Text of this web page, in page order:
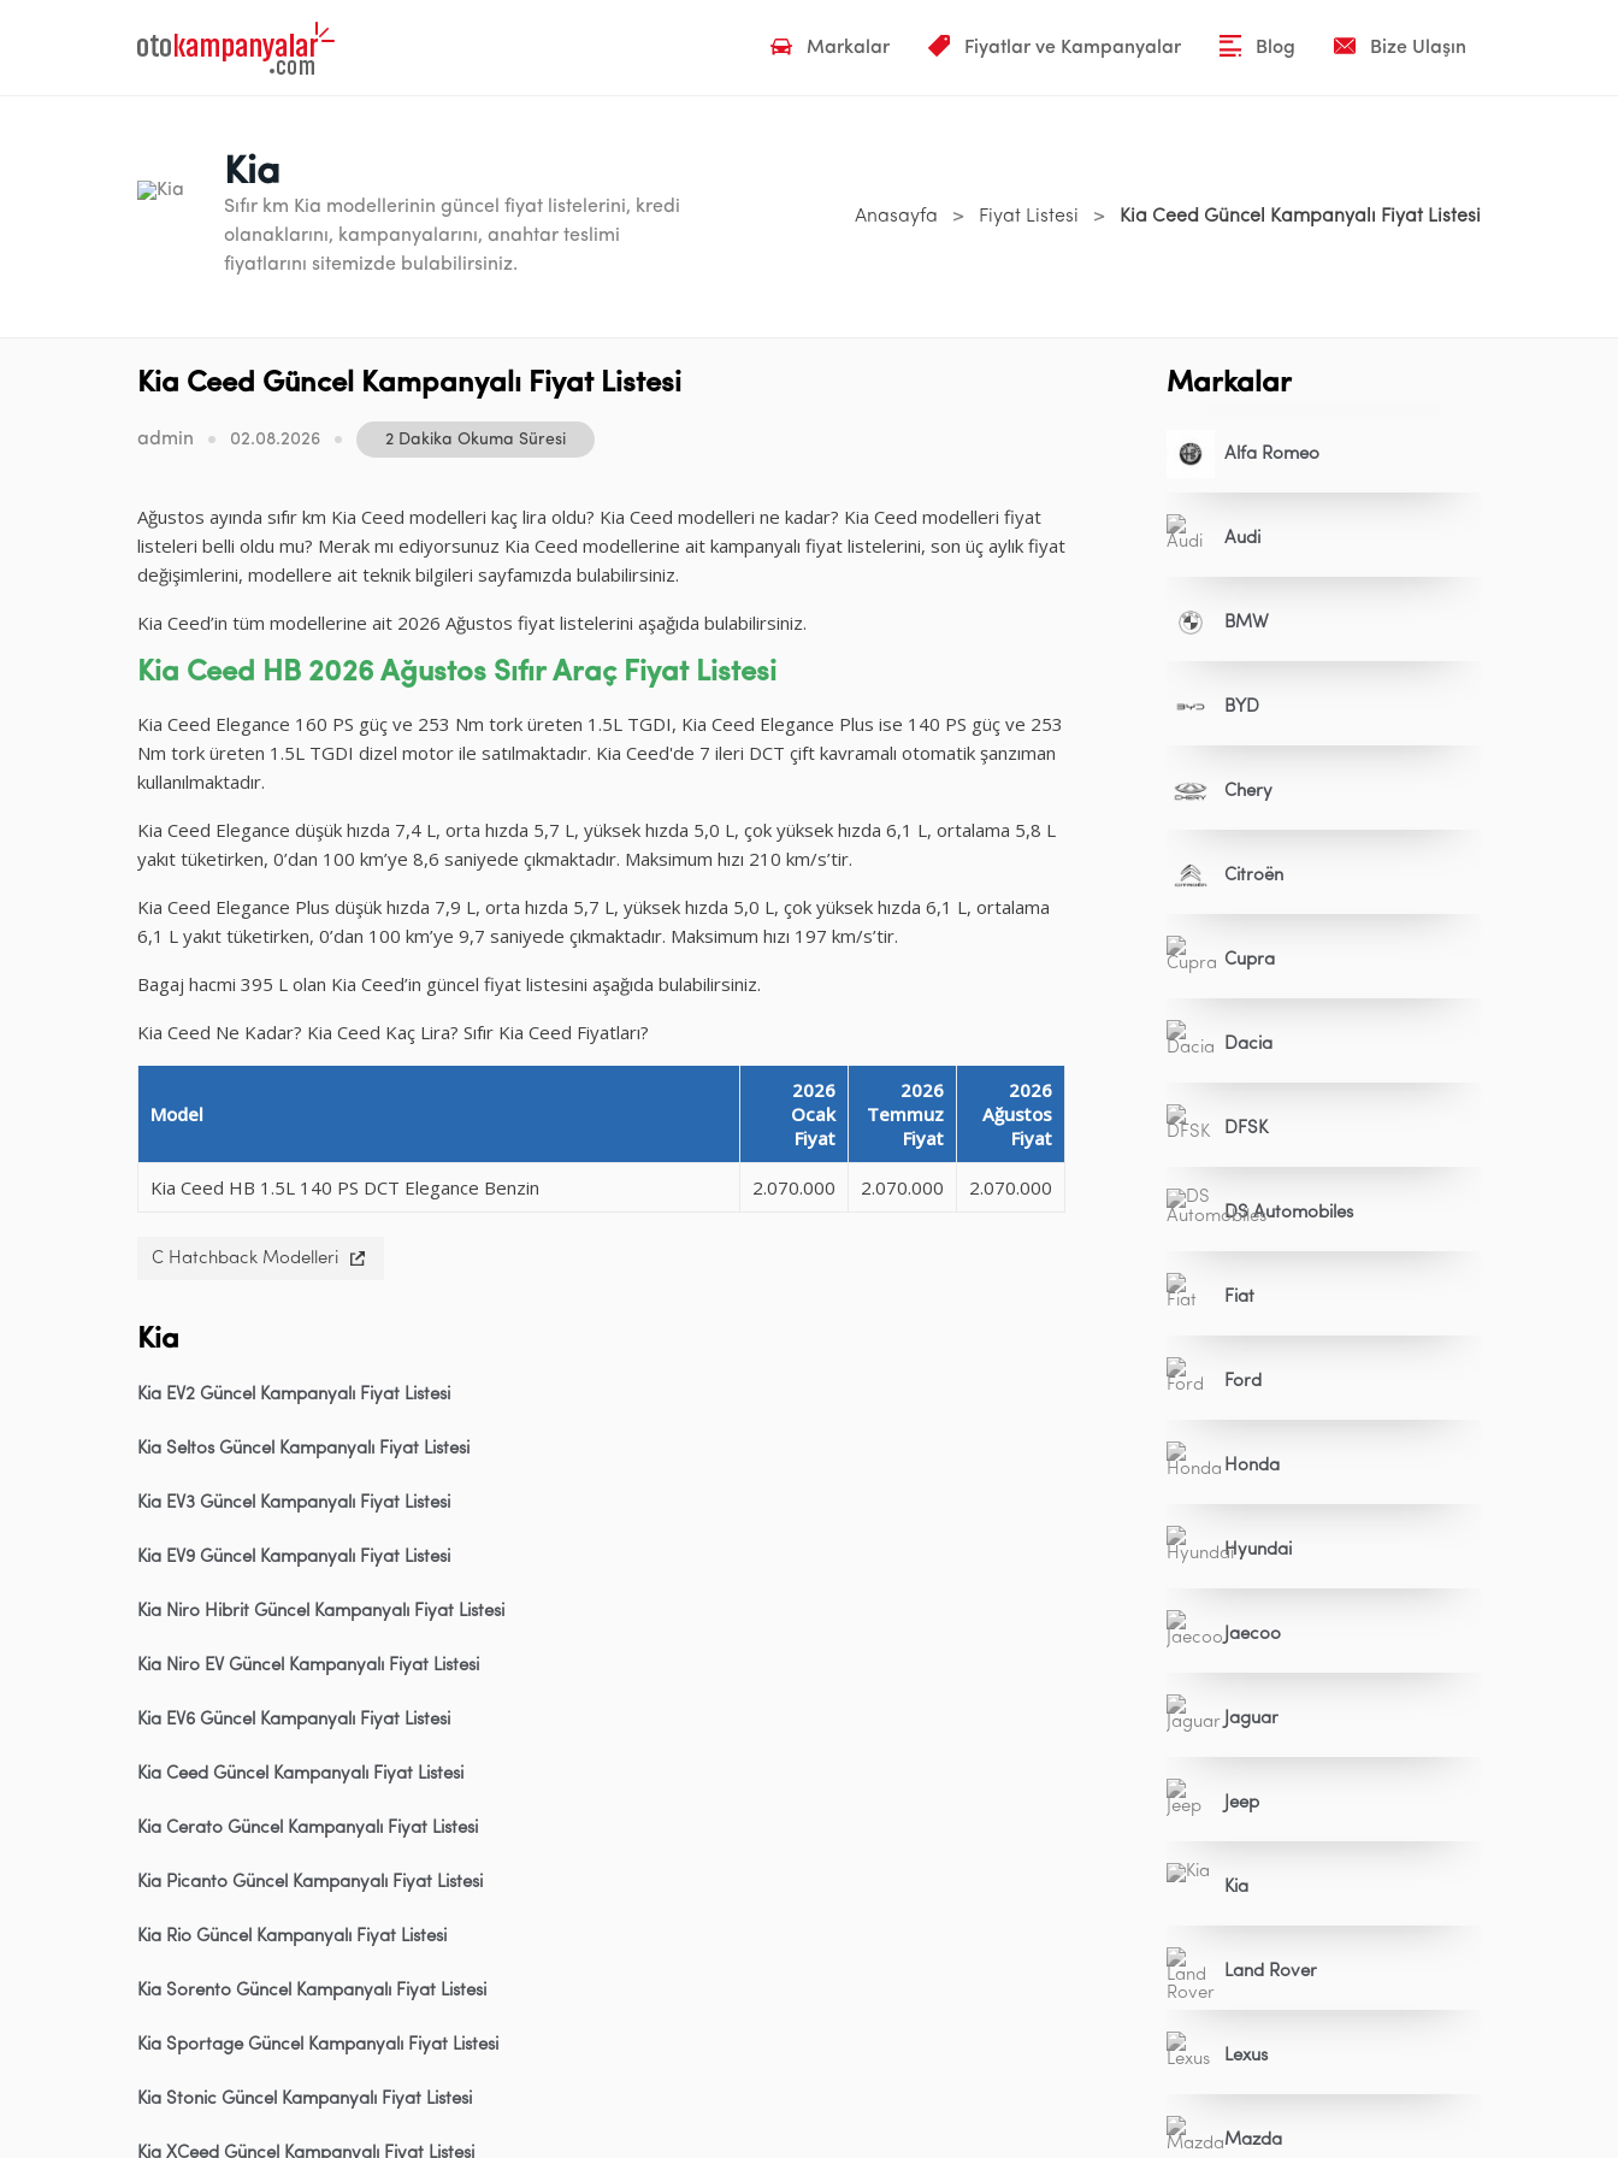
Markalar Fiyatlar ve Kampanyalar Blog Bize Ulaşın
Kia
Sıfır km Kia modellerinin güncel fiyat listelerini, kredi
olanaklarını, kampanyalarını, anahtar teslimi
fiyatlarını sitemizde bulabilirsiniz.
Anasayfa > Fiyat Listesi > Kia Ceed Güncel Kampanyalı Fiyat Listesi
Kia Ceed Güncel Kampanyalı Fiyat Listesi
admin 02.08.2026 2 Dakika Okuma Süresi
Ağustos ayında sıfır km Kia Ceed modelleri kaç lira oldu? Kia Ceed modelleri ne kadar? Kia Ceed modelleri fiyat
listeleri belli oldu mu? Merak mı ediyorsunuz Kia Ceed modellerine ait kampanyalı fiyat listelerini, son üç aylık fiyat
değişimlerini, modellere ait teknik bilgileri sayfamızda bulabilirsiniz.
Kia Ceed’in tüm modellerine ait 2026 Ağustos fiyat listelerini aşağıda bulabilirsiniz.
Kia Ceed HB 2026 Ağustos Sıfır Araç Fiyat Listesi
Kia Ceed Elegance 160 PS güç ve 253 Nm tork üreten 1.5L TGDI, Kia Ceed Elegance Plus ise 140 PS güç ve 253
Nm tork üreten 1.5L TGDI dizel motor ile satılmaktadır. Kia Ceed'de 7 ileri DCT çift kavramalı otomatik şanzıman
kullanılmaktadır.
Kia Ceed Elegance düşük hızda 7,4 L, orta hızda 5,7 L, yüksek hızda 5,0 L, çok yüksek hızda 6,1 L, ortalama 5,8 L
yakıt tüketirken, 0’dan 100 km’ye 8,6 saniyede çıkmaktadır. Maksimum hızı 210 km/s’tir.
Kia Ceed Elegance Plus düşük hızda 7,9 L, orta hızda 5,7 L, yüksek hızda 5,0 L, çok yüksek hızda 6,1 L, ortalama
6,1 L yakıt tüketirken, 0’dan 100 km’ye 9,7 saniyede çıkmaktadır. Maksimum hızı 197 km/s’tir.
Bagaj hacmi 395 L olan Kia Ceed’in güncel fiyat listesini aşağıda bulabilirsiniz.
Kia Ceed Ne Kadar? Kia Ceed Kaç Lira? Sıfır Kia Ceed Fiyatları?
Model
2026
Ocak
Fiyat
2026
Temmuz
Fiyat
2026
Ağustos
Fiyat
Kia Ceed HB 1.5L 140 PS DCT Elegance Benzin 2.070.000 2.070.000 2.070.000
C Hatchback Modelleri
Kia
Kia EV2 Güncel Kampanyalı Fiyat Listesi
Kia Seltos Güncel Kampanyalı Fiyat Listesi
Kia EV3 Güncel Kampanyalı Fiyat Listesi
Kia EV9 Güncel Kampanyalı Fiyat Listesi
Kia Niro Hibrit Güncel Kampanyalı Fiyat Listesi
Kia Niro EV Güncel Kampanyalı Fiyat Listesi
Kia EV6 Güncel Kampanyalı Fiyat Listesi
Kia Ceed Güncel Kampanyalı Fiyat Listesi
Kia Cerato Güncel Kampanyalı Fiyat Listesi
Kia Picanto Güncel Kampanyalı Fiyat Listesi
Kia Rio Güncel Kampanyalı Fiyat Listesi
Kia Sorento Güncel Kampanyalı Fiyat Listesi
Kia Sportage Güncel Kampanyalı Fiyat Listesi
Kia Stonic Güncel Kampanyalı Fiyat Listesi
Kia XCeed Güncel Kampanyalı Fiyat Listesi
Markalar
Alfa Romeo
Audi
BMW
BYD
Chery
Citroën
Cupra
Dacia
DFSK
DS Automobiles
Fiat
Ford
Honda
Hyundai
Jaecoo
Jaguar
Jeep
Kia
Land Rover
Lexus
Mazda